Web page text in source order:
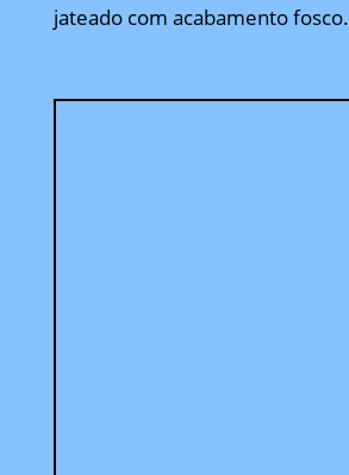
jateado com acabamento fosco.